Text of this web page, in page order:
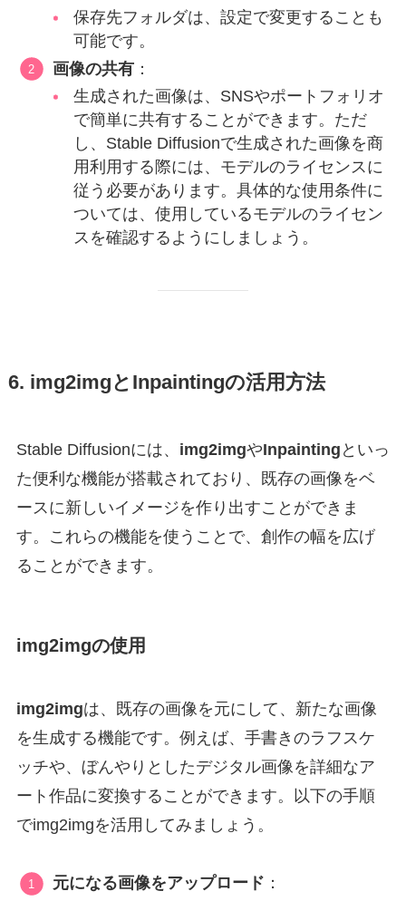
保存先フォルダは、設定で変更することも
可能です。
画像の共有 ：
生成された画像は、SNSやポートフォリオ
で簡単に共有することができます。ただ
し、Stable Diffusionで生成された画像を商
用利用する際には、モデルのライセンスに
従う必要があります。具体的な使用条件に
ついては、使用しているモデルのライセン
スを確認するようにしましょう。
6. img2imgとInpaintingの活用方法
Stable Diffusionには、 img2imgやInpainting といっ
た便利な機能が搭載されており、既存の画像をベ
ースに新しいイメージを作り出すことができま
す。これらの機能を使うことで、創作の幅を広げ
ることができます。
img2imgの使用
img2imgは、既存の画像を元にして、新たな画像
を生成する機能です。例えば、手書きのラフスケ
ッチや、ぼんやりとしたデジタル画像を詳細なア
ート作品に変換することができます。以下の手順
でimg2imgを活用してみましょう。
元になる画像をアップロード ：